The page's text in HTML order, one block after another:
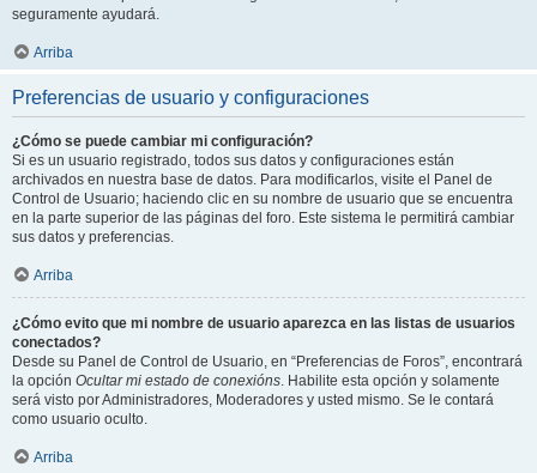
seguramente ayudará.
Arriba
Preferencias de usuario y configuraciones
¿Cómo se puede cambiar mi configuración?
Si es un usuario registrado, todos sus datos y configuraciones están
archivados en nuestra base de datos. Para modificarlos, visite el Panel de
Control de Usuario; haciendo clic en su nombre de usuario que se encuentra
en la parte superior de las páginas del foro. Este sistema le permitirá cambiar
sus datos y preferencias.
Arriba
¿Cómo evito que mi nombre de usuario aparezca en las listas de usuarios
conectados?
Desde su Panel de Control de Usuario, en “Preferencias de Foros”, encontrará
la opción Ocultar mi estado de conexións. Habilite esta opción y solamente
será visto por Administradores, Moderadores y usted mismo. Se le contará
como usuario oculto.
Arriba